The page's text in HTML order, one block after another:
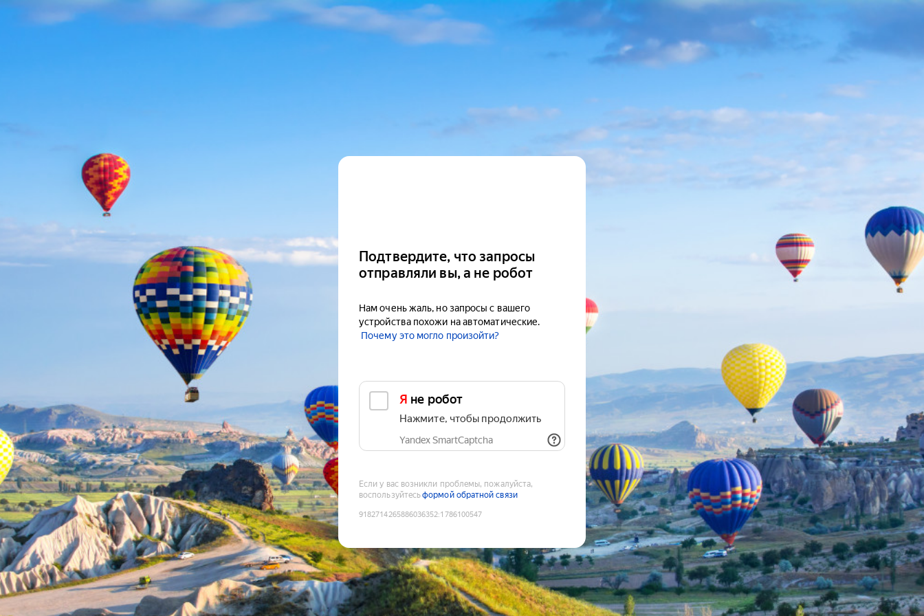
Подтвердите, что запросы
отправляли вы, а не робот
Нам очень жаль, но запросы с вашего
устройства похожи на автоматические.
Почему это могло произойти?
Я не робот
Нажмите, чтобы продолжить
Yandex SmartCaptcha
Если у вас возникли проблемы, пожалуйста,
воспользуйтесьформой обратной связи
9182714265886036352:1786100547